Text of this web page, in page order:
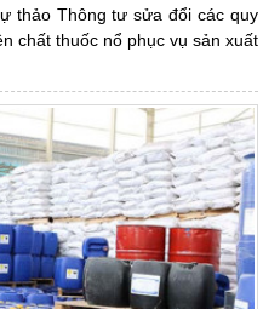
thảo Thông tư sửa đổi các quy
chất thuốc nổ phục vụ sản xuất